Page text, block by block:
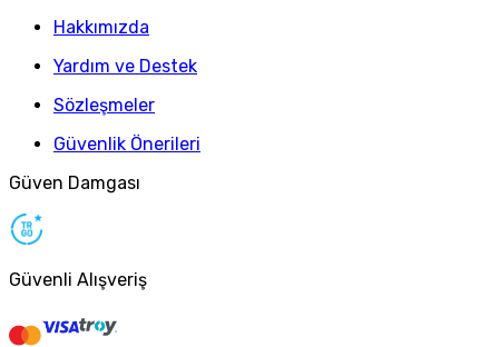
Hakkımızda
Yardım ve Destek
Sözleşmeler
Güvenlik Önerileri
Güven Damgası
Güvenli Alışveriş